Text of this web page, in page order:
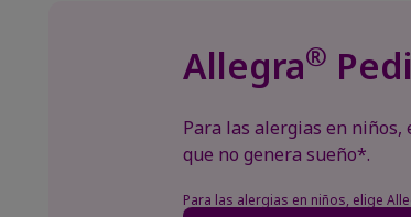
Allegra®
Para las alergias en
que no genera sueño*.
Para las alergias en niños, elige